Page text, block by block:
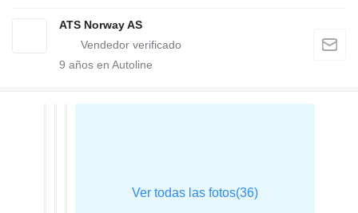
ATS Norway AS
9 años en Autoline